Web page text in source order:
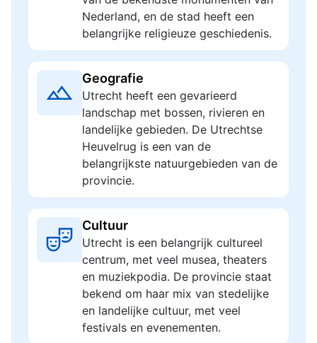
Nederland, en de stad heeft een
belangrijke religieuze geschiedenis.
Geografie
Utrecht heeft een gevarieerd
landschap met bossen, rivieren en
landelijke gebieden. De Utrechtse
Heuvelrug is een van de
belangrijkste natuurgebieden van de
provincie.
Cultuur
Utrecht is een belangrijk cultureel
centrum, met veel musea, theaters
en muziekpodia. De provincie staat
bekend om haar mix van stedelijke
en landelijke cultuur, met veel
festivals en evenementen.